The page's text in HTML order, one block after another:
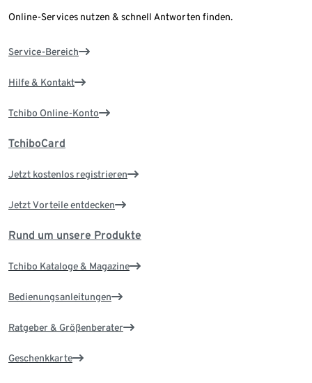
Online-Services nutzen & schnell Antworten finden.
Service-Bereich
Hilfe & Kontakt
Tchibo Online-Konto
TchiboCard
Jetzt kostenlos registrieren
Jetzt Vorteile entdecken
Rund um unsere Produkte
Tchibo Kataloge & Magazine
Bedienungsanleitungen
Ratgeber & Größenberater
Geschenkkarte